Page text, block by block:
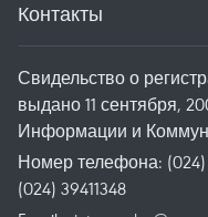
Контакты
Свидельство о
выдано 11 сентября,
Информации и
Номер телефона: (024)
(024) 39411348